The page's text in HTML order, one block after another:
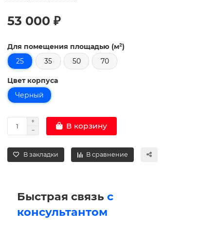
53 000 ₽
Для помещения площадью (м²)
25
35 50 70
Цвет корпуса
Черный
В корзину
В закладки В сравнение
Быстрая связь с
консультантом